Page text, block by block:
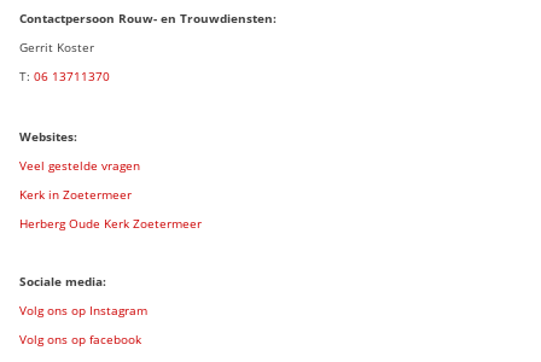
Contactpersoon Rouw- en Trouwdiensten:
Gerrit Koster
T: 06 13711370
Websites:
Veel gestelde vragen
Kerk in Zoetermeer
Herberg Oude Kerk Zoetermeer
Sociale media:
Volg ons op Instagram
Volg ons op facebook